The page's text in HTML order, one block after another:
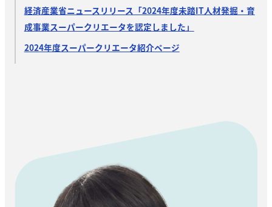
経済産業省ニュースリリース「2024年度未踏IT人材発掘・育
成事業スーパークリエータを認定しました」
2024年度スーパークリエータ紹介ページ